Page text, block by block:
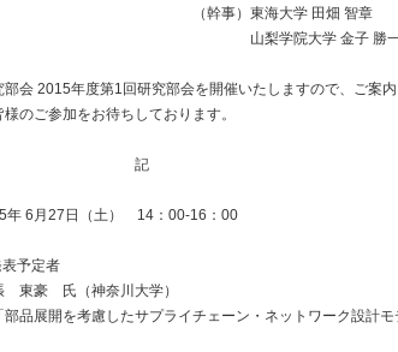
）東海大学 田畑 智章
院大学 金子 勝
会 2015年度第1回研究部会を開催いたしますので、ご案内
のご参加をお待ちしております。
年 6月27日（土） 14：00-16：00
予定者
東豪 氏（神奈川大学）
展開を考慮したサプライチェーン・ネットワーク設計モ